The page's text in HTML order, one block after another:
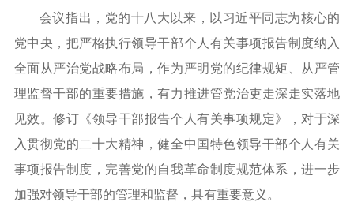
会议指出，党的十八大以来，以习近平同志为核心的
党中央，把严格执行领导干部个人有关事项报告制度纳入
全面从严治党战略布局，作为严明党的纪律规矩、从严管
理监督干部的重要措施，有力推进管党治吏走深走实落地
见效。修订《领导干部报告个人有关事项规定》，对于深
入贯彻党的二十大精神，健全中国特色领导干部个人有关
事项报告制度，完善党的自我革命制度规范体系，进一步
加强对领导干部的管理和监督，具有重要意义。